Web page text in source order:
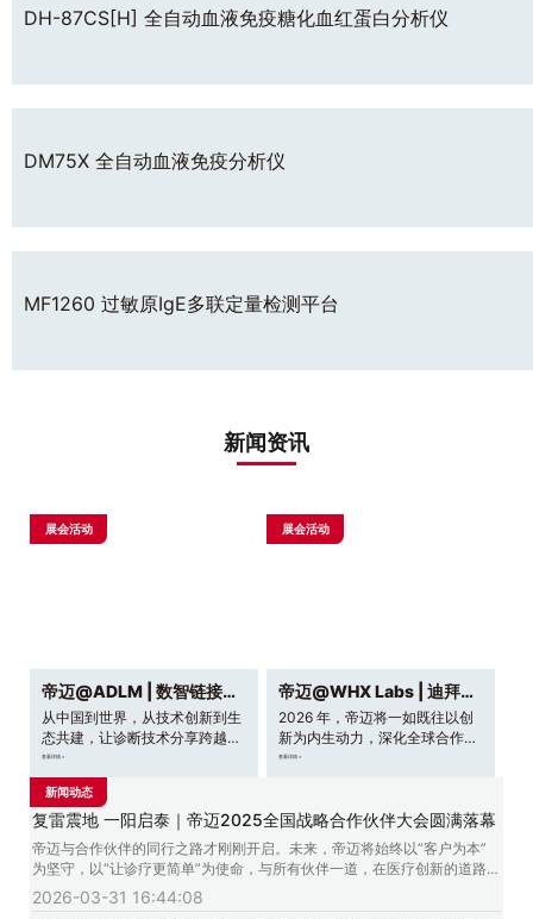
DH-87CS[H] 全自动血液免疫糖化血红蛋白分析仪
DM75X 全自动血液免疫分析仪
MF1260 过敏原IgE多联定量检测平台
新闻资讯
展会活动
帝迈@ADLM | 数智链接世界，让诊疗更简单
从中国到世界，从技术创新到生
态共建，让诊断技术分享跨越地
域边界。未来，帝迈将继续以创
新为核心驱动力，与全球医疗行
业同仁升级辅助临床维度，拓展
创新合作模式，让诊疗更简单。
查看详情 >
展会活动
帝迈@WHX Labs | 迪拜AI时刻，中国红正闪耀
2026 年，帝迈将一如既往以创
新为内生动力，深化全球合作，
以中国智造为桥，链接全球诊疗
疗更简单。
查看详情 >
新闻动态
复雷震地 一阳启泰｜帝迈2025全国战略合作伙伴大会圆满落幕
帝迈与合作伙伴的同行之路才刚刚开启。未来，帝迈将始终以“客户为本”
为坚守，以“让诊疗更简单”为使命，与所有伙伴一道，在医疗创新的道路
上，蛰伏时共守初心，复起时共破困局，向阳时共赴新高，启新时共绘华
章！
2026-03-31 16:44:08